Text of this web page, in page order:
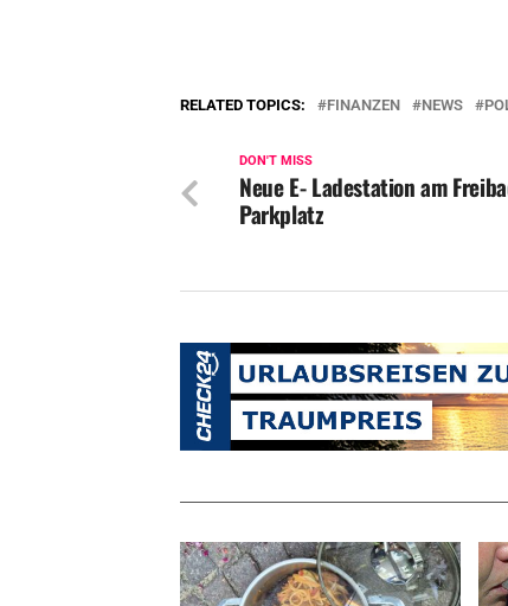
RELATED TOPICS: FINANZEN NEWS
DON'T MISS
Neue E- Ladestation am
Parkplatz